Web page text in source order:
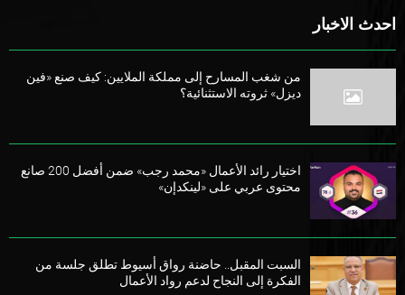
احدث الاخبار
من شغب المسارح إلى مملكة الملايين: كيف صنع «فين
ديزل» ثروته الاستثنائية؟
اختيار رائد الأعمال «محمد رجب» ضمن أفضل 200 صانع
محتوى عربي على «لينكدإن»
السبت المقبل.. حاضنة رواق أسيوط تطلق جلسة من
الفكرة إلى النجاح لدعم رواد الأعمال